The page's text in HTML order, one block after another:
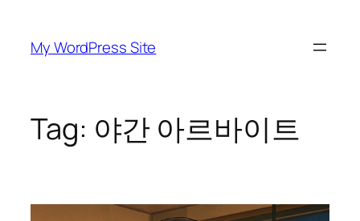
content
My WordPress Site
Tag: 야간 아르바이트